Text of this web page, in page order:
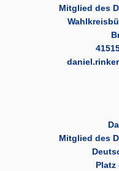
Mitglied des
Mitglied des
Platz